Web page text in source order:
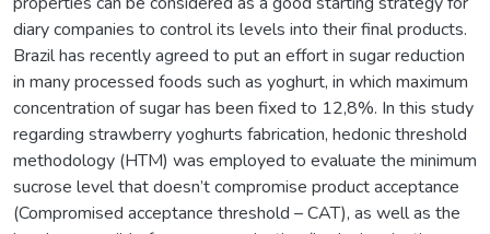
diary companies to control its levels into their final products.
Brazil has recently agreed to put an effort in sugar reduction
in many processed foods such as yoghurt, in which maximum
concentration of sugar has been fixed to 12,8%. In this study
regarding strawberry yoghurts fabrication, hedonic threshold
methodology (HTM) was employed to evaluate the minimum
sucrose level that doesn’t compromise product acceptance
(Compromised acceptance threshold – CAT), as well as the